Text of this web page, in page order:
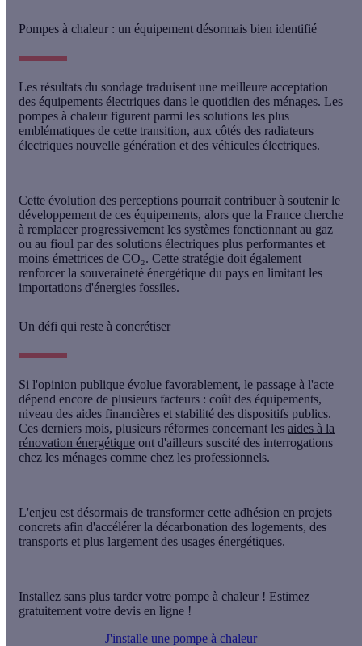
Pompes à chaleur : un équipement désormais bien identifié
Les résultats du sondage traduisent une meilleure acceptation
des équipements électriques dans le quotidien des ménages. Les
pompes à chaleur figurent parmi les solutions les plus
emblématiques de cette transition, aux côtés des radiateurs
électriques nouvelle génération et des véhicules électriques.
Cette évolution des perceptions pourrait contribuer à soutenir le
développement de ces équipements, alors que la France cherche
à remplacer progressivement les systèmes fonctionnant au gaz
ou au fioul par des solutions électriques plus performantes et
moins émettrices de CO₂. Cette stratégie doit également
renforcer la souveraineté énergétique du pays en limitant les
importations d'énergies fossiles.
Un défi qui reste à concrétiser
Si l'opinion publique évolue favorablement, le passage à l'acte
dépend encore de plusieurs facteurs : coût des équipements,
niveau des aides financières et stabilité des dispositifs publics.
Ces derniers mois, plusieurs réformes concernant les aides à la
rénovation énergétique ont d'ailleurs suscité des interrogations
chez les ménages comme chez les professionnels.
L'enjeu est désormais de transformer cette adhésion en projets
concrets afin d'accélérer la décarbonation des logements, des
transports et plus largement des usages énergétiques.
Installez sans plus tarder votre pompe à chaleur ! Estimez
gratuitement votre devis en ligne !
J'installe une pompe à chaleur